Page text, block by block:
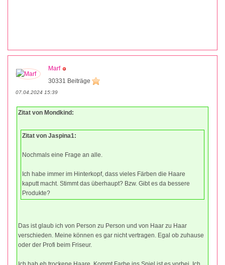
Marf
30331 Beiträge
07.04.2024 15:39
Zitat von Mondkind:
Zitat von Jaspina1:
Nochmals eine Frage an alle.
Ich habe immer im Hinterkopf, dass vieles Färben die Haare
kaputt macht. Stimmt das überhaupt? Bzw. Gibt es da bessere
Produkte?
Das ist glaub ich von Person zu Person und von Haar zu Haar
verschieden. Meine können es gar nicht vertragen. Egal ob zuhause
oder der Profi beim Friseur.